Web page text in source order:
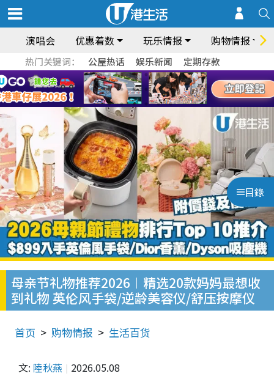
演唱会 优惠着数 玩乐情报 购物情报
热门关键词： 公屋热话 娱乐新闻 定期存款
目錄
母亲节礼物推荐2026︱精选20款妈妈最想收
到礼物 英伦风手袋/逆龄美容仪/舒压按摩仪
首页 购物情报 生活百货
文: 陸秋燕 2026.05.08